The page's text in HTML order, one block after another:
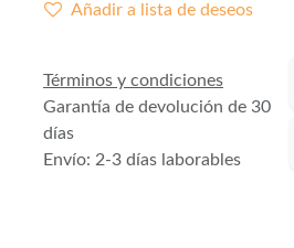
Añadir a lista de deseos
Términos y condiciones
Garantía de devolución de 30
días
Envío: 2-3 días laborables